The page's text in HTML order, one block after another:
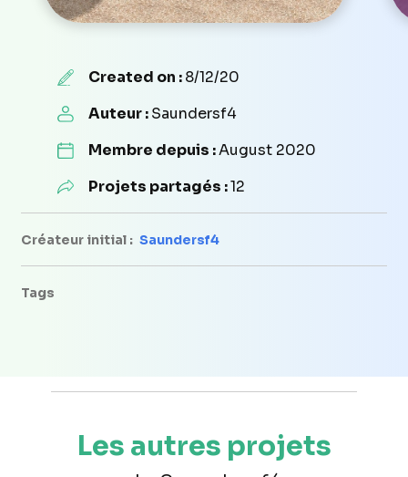
Created on :8/12/20
Auteur :Saundersf4
Membre depuis :August 2020
Projets partagés :12
Créateur initial : Saundersf4
Tags
Les autres projets